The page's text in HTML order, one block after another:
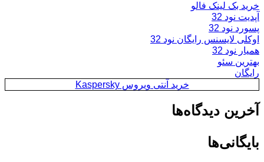
خرید بک لینک فالو
آپدیت نود 32
پسورد نود 32
اوکلی لایسنس رایگان نود 32
همیار نود 32
بهترین سئو
رایگان
خرید آنتی ویروس Kaspersky
آخرین دیدگاه‌ها
بایگانی‌ها